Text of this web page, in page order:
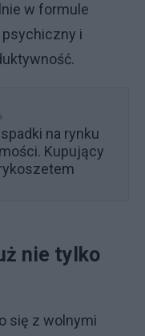
w formule
i
na rynku
Kupujący
nie tylko
się z wolnymi